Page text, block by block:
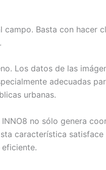
Basta con hacer
Los datos de las
adecuadas
urbanas.
no sólo genera
característica